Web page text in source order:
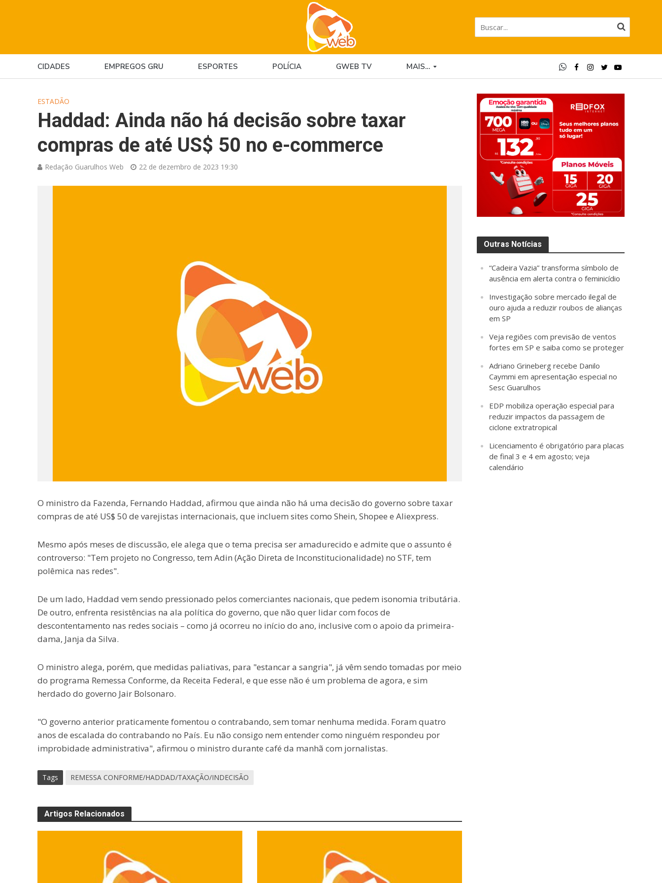
CIDADES EMPREGOS GRU ESPORTES POLÍCIA GWEB TV MAIS…
ESTADÃO
Haddad: Ainda não há decisão sobre taxar
compras de até US$ 50 no e-commerce
Redação Guarulhos Web 22 de dezembro de 2023 19:30
O ministro da Fazenda, Fernando Haddad, afirmou que ainda não há uma decisão do governo sobre taxar
compras de até US$ 50 de varejistas internacionais, que incluem sites como Shein, Shopee e Aliexpress.
Mesmo após meses de discussão, ele alega que o tema precisa ser amadurecido e admite que o assunto é
controverso: "Tem projeto no Congresso, tem Adin (Ação Direta de Inconstitucionalidade) no STF, tem
polêmica nas redes".
De um lado, Haddad vem sendo pressionado pelos comerciantes nacionais, que pedem isonomia tributária.
De outro, enfrenta resistências na ala política do governo, que não quer lidar com focos de
descontentamento nas redes sociais – como já ocorreu no início do ano, inclusive com o apoio da primeira-
dama, Janja da Silva.
O ministro alega, porém, que medidas paliativas, para "estancar a sangria", já vêm sendo tomadas por meio
do programa Remessa Conforme, da Receita Federal, e que esse não é um problema de agora, e sim
herdado do governo Jair Bolsonaro.
"O governo anterior praticamente fomentou o contrabando, sem tomar nenhuma medida. Foram quatro
anos de escalada do contrabando no País. Eu não consigo nem entender como ninguém respondeu por
improbidade administrativa", afirmou o ministro durante café da manhã com jornalistas.
Tags REMESSA CONFORME/HADDAD/TAXAÇÃO/INDECISÃO
Artigos Relacionados
Outras Notícias
“Cadeira Vazia” transforma símbolo de
ausência em alerta contra o feminicídio
Investigação sobre mercado ilegal de
ouro ajuda a reduzir roubos de alianças
em SP
Veja regiões com previsão de ventos
fortes em SP e saiba como se proteger
Adriano Grineberg recebe Danilo
Caymmi em apresentação especial no
Sesc Guarulhos
EDP mobiliza operação especial para
reduzir impactos da passagem de
ciclone extratropical
Licenciamento é obrigatório para placas
de final 3 e 4 em agosto; veja
calendário